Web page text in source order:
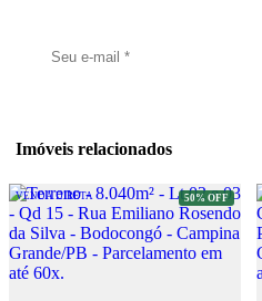
Imóveis relacionados
VENDA DIRETA 50% OFF